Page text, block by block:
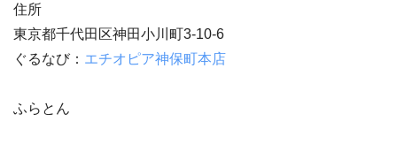
住所
東京都千代田区神田小川町3-10-6
ぐるなび： エチオピア神保町本店
ふらとん